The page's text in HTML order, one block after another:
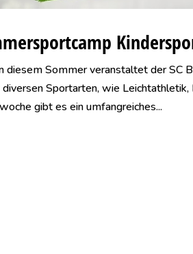
diesem Sommer veranstaltet der SC
Sportarten, wie
gibt es ein umfangreiches...